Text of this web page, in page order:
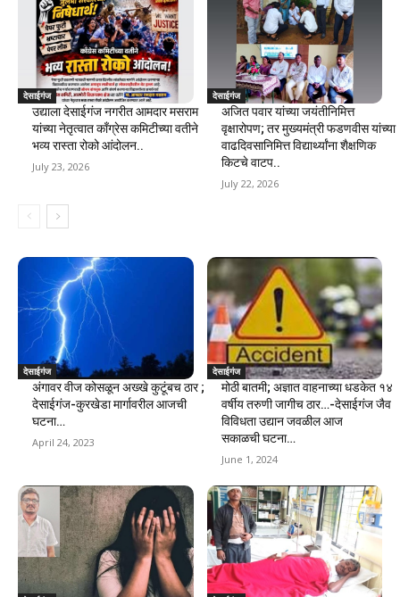
देसाईगंज
उद्याला देसाईगंज नगरीत आमदार मसराम
यांच्या नेतृत्वात काँग्रेस कमिटीच्या वतीने
भव्य रास्ता रोको आंदोलन..
July 23, 2026
देसाईगंज
अजित पवार यांच्या जयंतीनिमित्त
वृक्षारोपण; तर मुख्यमंत्री फडणवीस यांच्या
वाढदिवसानिमित्त विद्यार्थ्यांना शैक्षणिक
किटचे वाटप..
July 22, 2026
देसाईगंज
अंगावर वीज कोसळून अख्खे कुटूंबच ठार ;
देसाईगंज-कुरखेडा मार्गावरील आजची
घटना…
April 24, 2023
देसाईगंज
मोठी बातमी; अज्ञात वाहनाच्या धडकेत १४
वर्षीय तरुणी जागीच ठार…-देसाईगंज जैव
विविधता उद्यान जवळील आज
सकाळची घटना…
June 1, 2024